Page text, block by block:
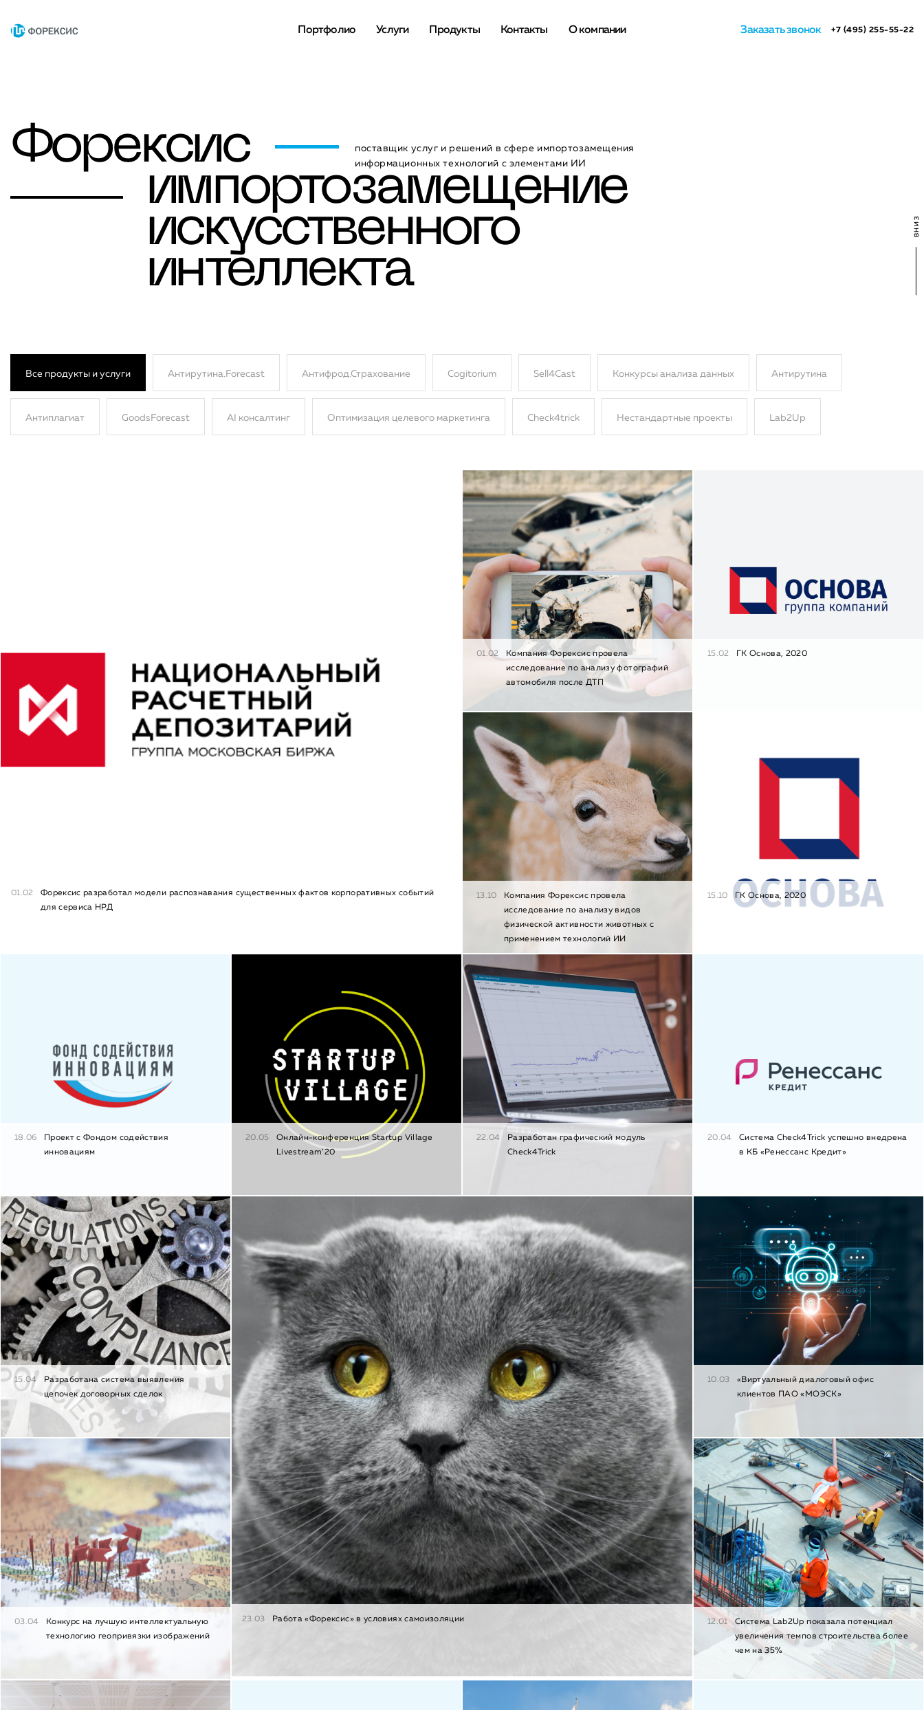
Портфолио Услуги Продукты Контакты О компании Заказать звонок +7 (495) 255-55-22
Форексис
импортозамещение
искусственного
интеллекта
поставщик услуг и решений в сфере импортозамещения
информационных технологий с элементами ИИ
ВНИЗ
Все продукты и услуги Антирутина.Forecast Антифрод.Страхование Cogitorium Sell4Cast Конкурсы анализа данных Антирутина
Антиплагиат GoodsForecast AI консалтинг Оптимизация целевого маркетинга Сheck4trick Нестандартные проекты Lab2Up
01.02
Форексис разработал модели распознавания существенных фактов корпоративных событий
для сервиса НРД
01.02
Компания Форексис провела
исследование по анализу фотографий
автомобиля после ДТП
13.10
Компания Форексис провела
исследование по анализу видов
физической активности животных с
применением технологий ИИ
15.02 ГК Основа, 2020
15.10 ГК Основа, 2020
18.06
Проект с Фондом содействия
инновациям
20.05
Онлайн-конференция Startup Village
Livestream’20
22.04
Разработан графический модуль
Check4Trick
20.04
Система Check4Trick успешно внедрена
в КБ «Ренессанс Кредит»
15.04
Разработана система выявления
цепочек договорных сделок
03.04
Конкурс на лучшую интеллектуальную
технологию геопривязки изображений
23.03 Работа «Форексис» в условиях самоизоляции
10.03
«Виртуальный диалоговый офис
клиентов ПАО «МОЭСК»
12.01
Cистема Lab2Up показала потенциал
увеличения темпов строительства более
чем на 35%